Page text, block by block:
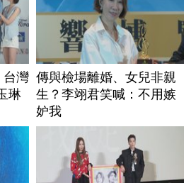
台灣
琳
傳與檢場離婚、女兒非親
生？李翊君笑喊：不用嫉
妒我